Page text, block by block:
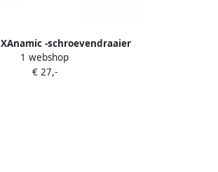
-schroevendraaier
Sleufprofiel · SW 1 6 x 10 mm
1 webshop
€ 27,-